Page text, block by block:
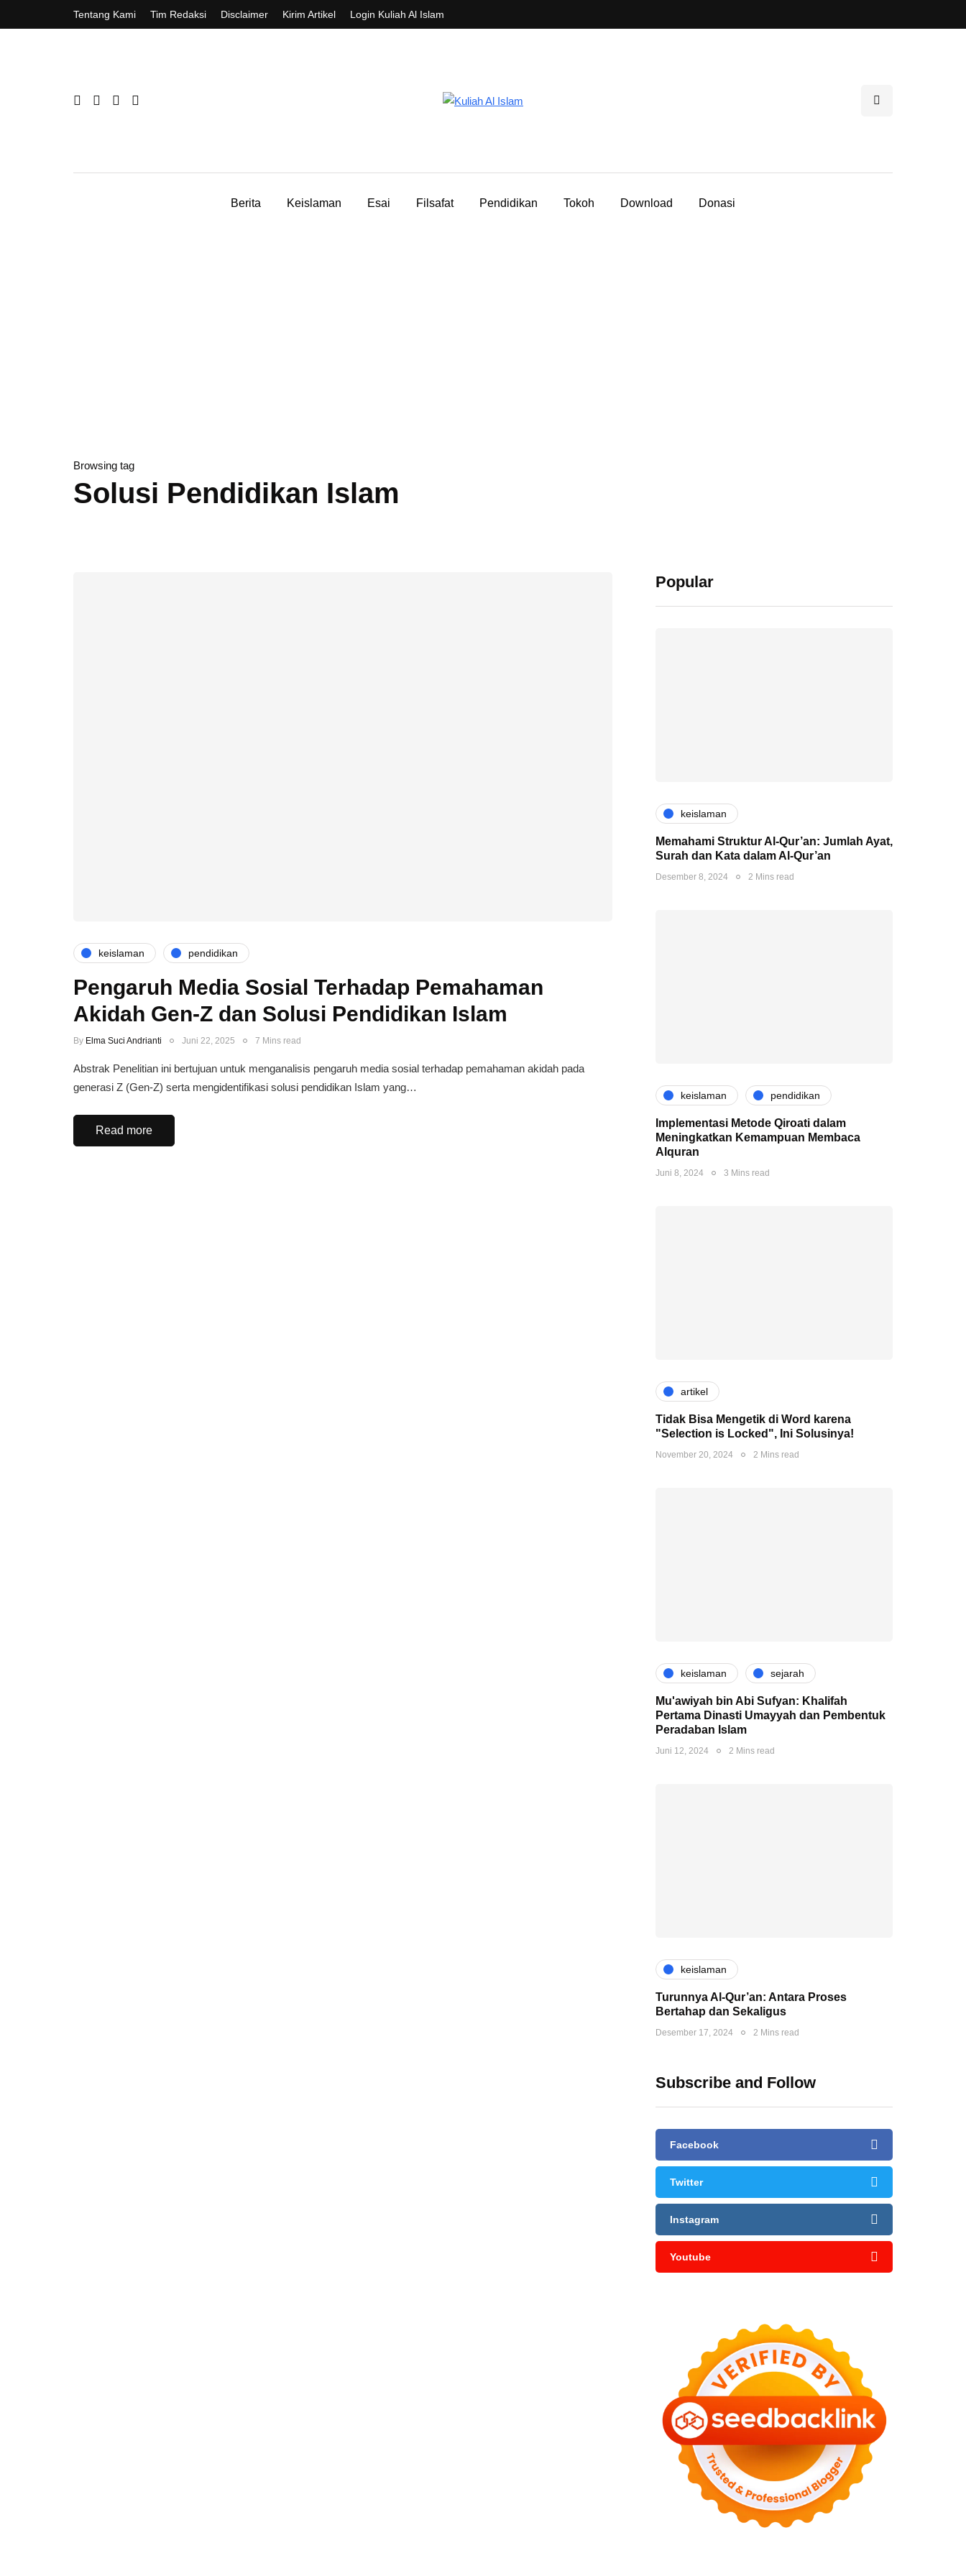
Tentang Kami Tim Redaksi Disclaimer Kirim Artikel Login Kuliah Al Islam
Berita Keislaman Esai Filsafat Pendidikan Tokoh Download Donasi
Browsing tag
Solusi Pendidikan Islam
keislaman pendidikan
Pengaruh Media Sosial Terhadap Pemahaman
Akidah Gen-Z dan Solusi Pendidikan Islam
By Elma Suci Andrianti Juni 22, 2025 7 Mins read
Abstrak Penelitian ini bertujuan untuk menganalisis pengaruh media sosial terhadap pemahaman akidah pada
generasi Z (Gen-Z) serta mengidentifikasi solusi pendidikan Islam yang…
Read more
Popular
keislaman
Memahami Struktur Al-Qur’an: Jumlah Ayat,
Surah dan Kata dalam Al-Qur’an
Desember 8, 2024 2 Mins read
keislaman pendidikan
Implementasi Metode Qiroati dalam
Meningkatkan Kemampuan Membaca
Alquran
Juni 8, 2024 3 Mins read
artikel
Tidak Bisa Mengetik di Word karena
"Selection is Locked", Ini Solusinya!
November 20, 2024 2 Mins read
keislaman sejarah
Mu'awiyah bin Abi Sufyan: Khalifah
Pertama Dinasti Umayyah dan Pembentuk
Peradaban Islam
Juni 12, 2024 2 Mins read
keislaman
Turunnya Al-Qur’an: Antara Proses
Bertahap dan Sekaligus
Desember 17, 2024 2 Mins read
Subscribe and Follow
Facebook
Twitter
Instagram
Youtube